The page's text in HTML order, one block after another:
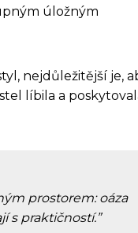
úložným
nejdůležitější je,
líbila a
prostorem: oáza
s praktičností.